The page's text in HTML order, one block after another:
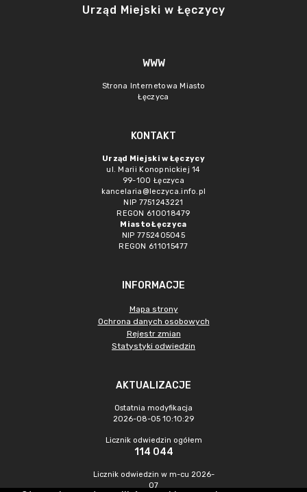
Urząd Miejski w Łęczycy
WWW
Strona Internetowa Miasto
Łęczyca
KONTAKT
Urząd Miejski w Łęczycy
ul. Marii Konopnickiej 14
99-100 Łęczyca
kancelaria@leczyca.info.pl
NIP 7751243221
REGON 610018479
Miasto Łęczyca
NIP 7752405045
REGON 611015477
INFORMACJE
Mapa strony
Ochrona danych osobowych
Rejestr zmian
Statystyki odwiedzin
AKTUALIZACJE
Ostatnia modyfikacja
2026-08-05 10:10:29
Licznik odwiedzin ogółem
114 044
Licznik odwiedzin w m-cu 2026-
07